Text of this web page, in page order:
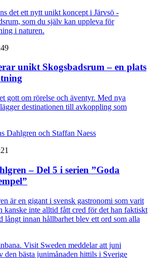
unikt Skogsbadsrum – en plats
gott om rörelse och äventyr. Med nya
destinationen till avkoppling som
– Del 5 i serien ”Goda
är en gigant i svensk gastronomi som varit
kanske inte alltid fått cred för det han faktiskt
långt innan hållbarhet blev ett ord som alla